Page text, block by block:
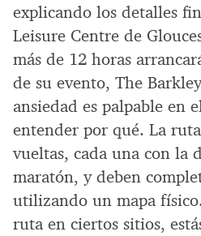
explicando los detalles
Leisure Centre de
más de 12 horas
de su evento, The
ansiedad es palpable en
entender por qué. La
vueltas, cada una con la
maratón, y deben
utilizando un mapa
ruta en ciertos sitios,